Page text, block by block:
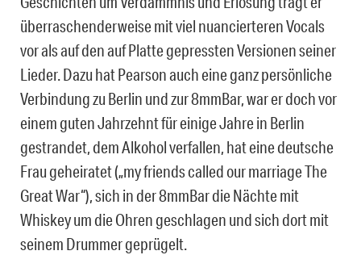
überraschenderweise mit viel nuancierteren Vocals
vor als auf den auf Platte gepressten Versionen seiner
Lieder. Dazu hat Pearson auch eine ganz persönliche
Verbindung zu Berlin und zur 8mmBar, war er doch vor
einem guten Jahrzehnt für einige Jahre in Berlin
gestrandet, dem Alkohol verfallen, hat eine deutsche
Frau geheiratet („my friends called our marriage The
Great War“), sich in der 8mmBar die Nächte mit
Whiskey um die Ohren geschlagen und sich dort mit
seinem Drummer geprügelt.